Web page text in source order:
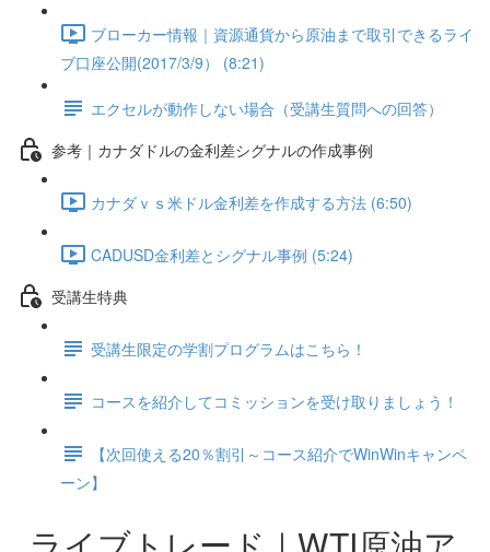
ブローカー情報｜資源通貨から原油まで取引できるライ
ブ口座公開(2017/3/9） (8:21)
エクセルが動作しない場合（受講生質問への回答）
参考｜カナダドルの金利差シグナルの作成事例
カナダｖｓ米ドル金利差を作成する方法 (6:50)
CADUSD金利差とシグナル事例 (5:24)
受講生特典
受講生限定の学割プログラムはこちら！
コースを紹介してコミッションを受け取りましょう！
【次回使える20％割引～コース紹介でWinWinキャンペ
ーン】